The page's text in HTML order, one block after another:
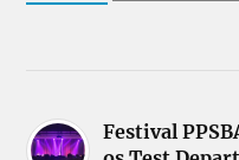
Festival